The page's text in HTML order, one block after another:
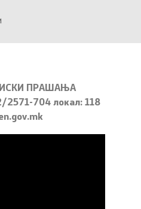
ПРАШАЊА
2571-704 локал: 118